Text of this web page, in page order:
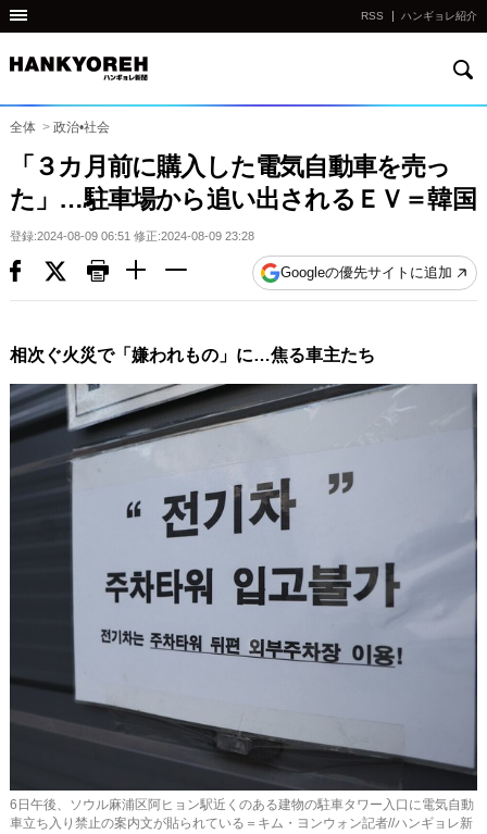
他
国
の
イ
ト
の
リ
ク
다
른
나
라
RSS ハンギョレ紹介
全体 > 政治•社会
「３カ月前に購入した電気自動車を売っ
た」…駐車場から追い出されるＥＶ＝韓国
登録:2024-08-09 06:51 修正:2024-08-09 23:28
Googleの優先サイトに追加
相次ぐ火災で「嫌われもの」に…焦る車主たち
6日午後、ソウル麻浦区阿ヒョン駅近くのある建物の駐車タワー入口に電気自動
車立ち入り禁止の案内文が貼られている＝キム・ヨンウォン記者//ハンギョレ新